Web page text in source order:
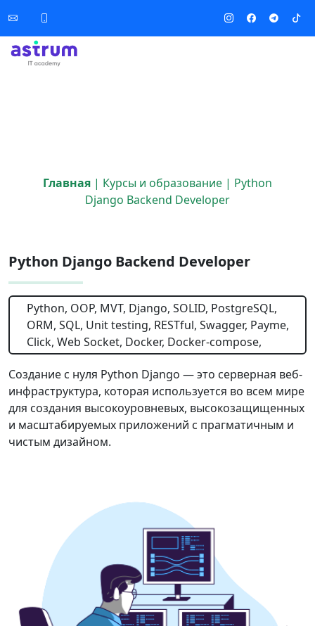
Главная | Курсы и образование | Python
Django Backend Developer
Python Django Backend Developer
Python, OOP, MVT, Django, SOLID, PostgreSQL,
ORM, SQL, Unit testing, RESTful, Swagger, Payme,
Click, Web Socket, Docker, Docker-compose,
Создание с нуля Python Django — это серверная веб-
инфраструктура, которая используется во всем мире
для создания высокоуровневых, высокозащищенных
и масштабируемых приложений с прагматичным и
чистым дизайном.